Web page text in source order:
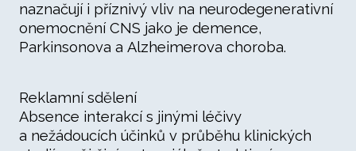
naznačují i příznivý vliv na neurodegenerativní
onemocnění CNS jako je demence,
Parkinsonova a Alzheimerova choroba.
Reklamní sdělení
Absence interakcí s jinými léčivy
a nežádoucích účinků v průběhu klinických